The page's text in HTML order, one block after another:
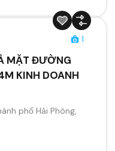
1
MẶT ĐƯỜNG
KINH DOANH
phố Hải Phòng,